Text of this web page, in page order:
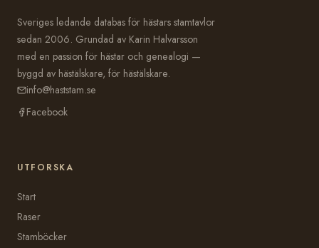
Sveriges ledande databas för hästars stamtavlor
sedan 2006. Grundad av Karin Halvarsson
med en passion för hästar och genealogi —
byggd av hästälskare, för hästälskare.
info@haststam.se
Facebook
UTFORSKA
Start
Raser
Stamböcker